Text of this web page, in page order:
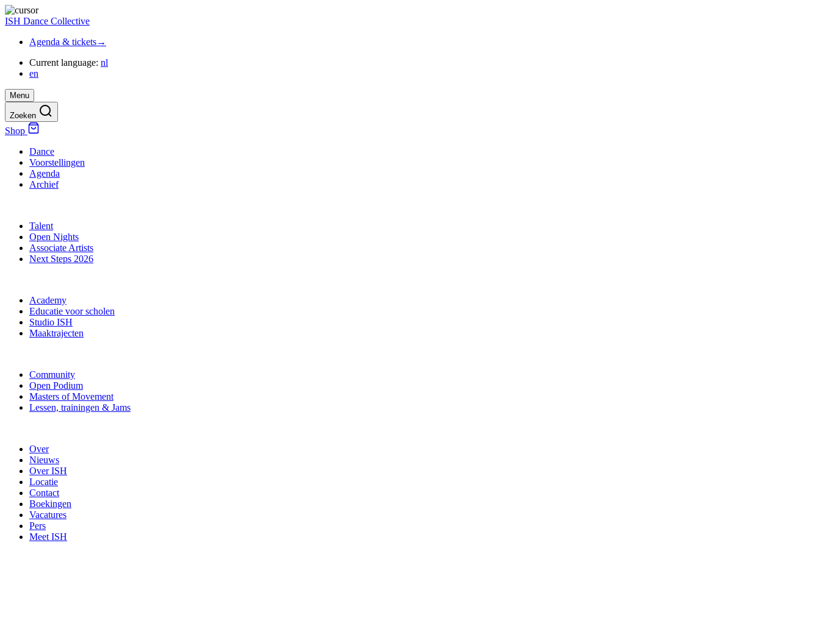
ISH Dance Collective
Agenda & tickets→
Current language: nl
en
Menu
Zoeken
Shop
Dance
Voorstellingen
Agenda
Archief
Talent
Open Nights
Associate Artists
Next Steps 2026
Academy
Educatie voor scholen
Studio ISH
Maaktrajecten
Community
Open Podium
Masters of Movement
Lessen, trainingen & Jams
Over
Nieuws
Over ISH
Locatie
Contact
Boekingen
Vacatures
Pers
Meet ISH